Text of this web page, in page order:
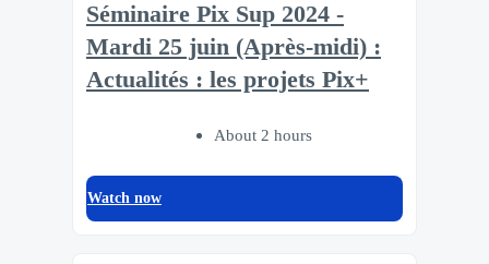
Séminaire Pix Sup 2024 -
Mardi 25 juin (Après-midi) :
Actualités : les projets Pix+
About 2 hours
Watch now